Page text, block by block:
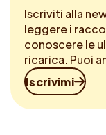
Iscriviti alla
leggere i
conoscere le
ricarica. Puoi
Iscrivimi